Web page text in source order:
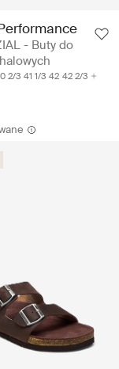
- Buty do
2/3 41 1/3 42 42 2/3